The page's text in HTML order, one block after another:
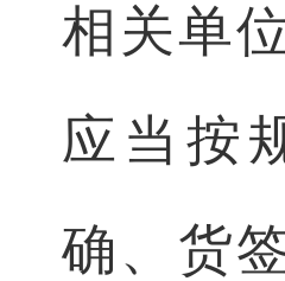
相关单
应当按
确、货